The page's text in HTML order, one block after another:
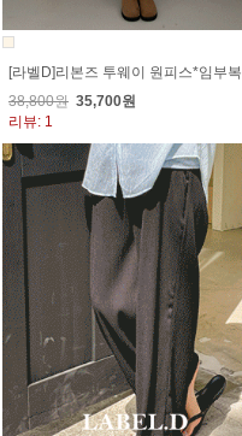
[라벨D]리본즈 투웨이 원피스*임부복
38,800원 35,700원
리뷰: 1